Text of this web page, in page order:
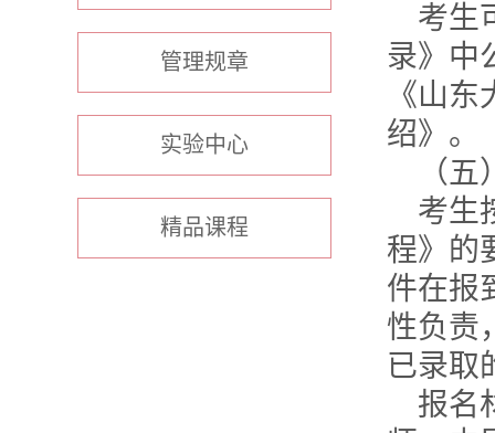
管理规章
实验中心
精品课程
考生
录》中
《山
绍》。
（
考生
程》的
件在报
性负责
已录取
报名